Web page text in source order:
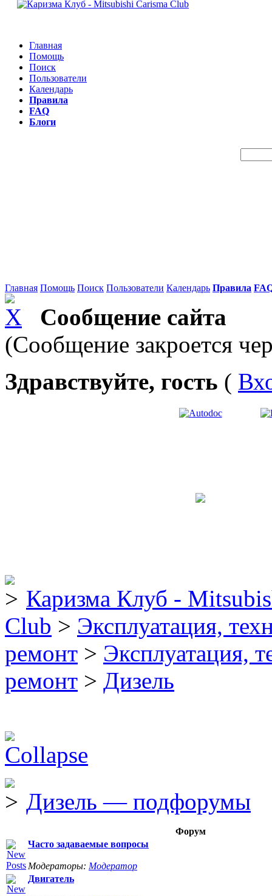
Главная
Помощь
Поиск
Пользователи
Календарь
Правила
FAQ
Блоги
Главная Помощь Поиск Пользователи Календарь Правила
Сообщение сайта
(Сообщение закроется
Здравствуйте, гость (
Каризма Клуб -
Club > Эксплуатация,
ремонт > Эксплуатация,
ремонт > Дизель
Дизель — подфорумы
Форум
Часто задаваемые вопросы
Модераторы: Модератор
Двигатель